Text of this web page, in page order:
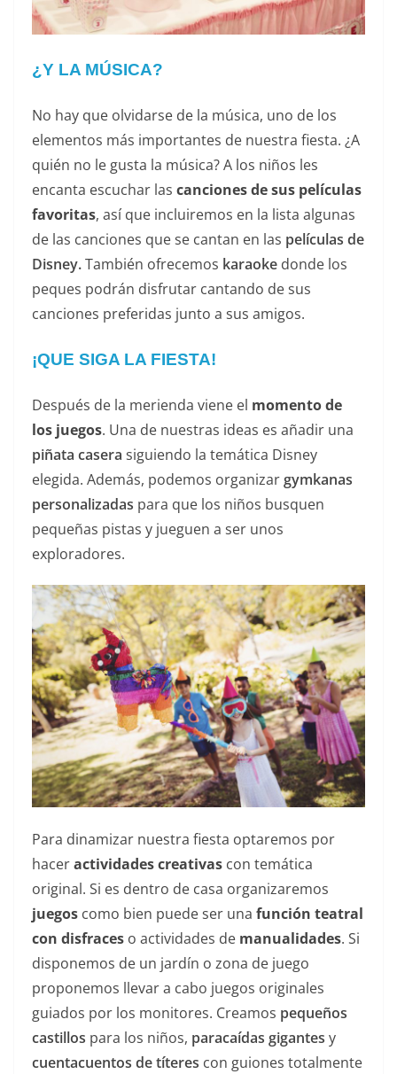
¿Y LA MÚSICA?
No hay que olvidarse de la música, uno de los
elementos más importantes de nuestra fiesta. ¿A
quién no le gusta la música? A los niños les
encanta escuchar las canciones de sus películas
favoritas, así que incluiremos en la lista algunas
de las canciones que se cantan en las películas de
Disney.También ofrecemos karaoke donde los
peques podrán disfrutar cantando de sus
canciones preferidas junto a sus amigos.
¡QUE SIGA LA FIESTA!
Después de la merienda viene el momento de
los juegos. Una de nuestras ideas es añadir una
piñata casera siguiendo la temática Disney
elegida. Además, podemos organizargymkanas
personalizadas para que los niños busquen
pequeñas pistas y jueguen a ser unos
exploradores.
Para dinamizar nuestra fiesta optaremos por
haceractividades creativas con temática
original. Si es dentro de casa organizaremos
juegos como bien puede ser una función teatral
con disfraces o actividades de manualidades. Si
disponemos de un jardín o zona de juego
proponemos llevar a cabo juegos originales
guiados por los monitores. Creamos pequeños
castillos para los niños, paracaídas gigantes y
cuentacuentos de títeres con guiones totalmente